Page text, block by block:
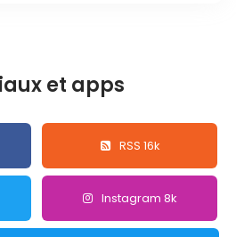
et apps
RSS 16k
Instagram 8k